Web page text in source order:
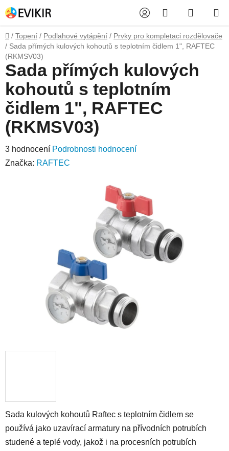
na
obsah
Hledat
KOŠÍK
Domů
/ Topení / Podlahové vytápění / Prvky pro kompletaci rozdělovače
/ Sada přímých kulových kohoutů s teplotním čidlem 1", RAFTEC
(RKMSV03)
Sada kulových kohoutů Raftec s teplotním čidlem se
používá jako uzavírací armatury na přívodních potrubích
studené a teplé vody, jakož i na procesních potrubích
Sada přímých kulových
kohoutů s teplotním
čidlem 1", RAFTEC
(RKMSV03)
Průměrné
hodnocení
3 hodnocení Podrobnosti hodnocení
Značka: RAFTEC